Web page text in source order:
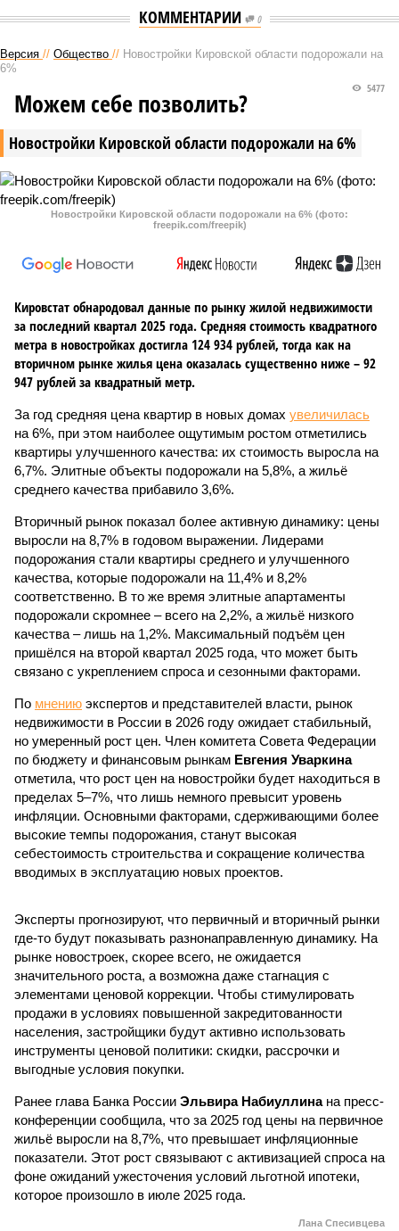
КОММЕНТАРИИ 0
Версия // Общество // Новостройки Кировской области подорожали на
6%
Новостройки Кировской области подорожали на 6%
5477
Можем себе позволить?
Новостройки Кировской области подорожали на 6% (фото:
freepik.com/freepik)
Кировстат обнародовал данные по рынку жилой недвижимости
за последний квартал 2025 года. Средняя стоимость квадратного
метра в новостройках достигла 124 934 рублей, тогда как на
вторичном рынке жилья цена оказалась существенно ниже – 92
947 рублей за квадратный метр.
За год средняя цена квартир в новых домах увеличилась
на 6%, при этом наиболее ощутимым ростом отметились
квартиры улучшенного качества: их стоимость выросла на
6,7%. Элитные объекты подорожали на 5,8%, а жильё
среднего качества прибавило 3,6%.
Вторичный рынок показал более активную динамику: цены
выросли на 8,7% в годовом выражении. Лидерами
подорожания стали квартиры среднего и улучшенного
качества, которые подорожали на 11,4% и 8,2%
соответственно. В то же время элитные апартаменты
подорожали скромнее – всего на 2,2%, а жильё низкого
качества – лишь на 1,2%. Максимальный подъём цен
пришёлся на второй квартал 2025 года, что может быть
связано с укреплением спроса и сезонными факторами.
По мнению экспертов и представителей власти, рынок
недвижимости в России в 2026 году ожидает стабильный,
но умеренный рост цен. Член комитета Совета Федерации
по бюджету и финансовым рынкам Евгения Уваркина
отметила, что рост цен на новостройки будет находиться в
пределах 5–7%, что лишь немного превысит уровень
инфляции. Основными факторами, сдерживающими более
высокие темпы подорожания, станут высокая
себестоимость строительства и сокращение количества
вводимых в эксплуатацию новых проектов.
Эксперты прогнозируют, что первичный и вторичный рынки
где-то будут показывать разнонаправленную динамику. На
рынке новостроек, скорее всего, не ожидается
значительного роста, а возможна даже стагнация с
элементами ценовой коррекции. Чтобы стимулировать
продажи в условиях повышенной закредитованности
населения, застройщики будут активно использовать
инструменты ценовой политики: скидки, рассрочки и
выгодные условия покупки.
Ранее глава Банка России Эльвира Набиуллинана пресс-
конференции сообщила, что за 2025 год цены на первичное
жильё выросли на 8,7%, что превышает инфляционные
показатели. Этот рост связывают с активизацией спроса на
фоне ожиданий ужесточения условий льготной ипотеки,
которое произошло в июле 2025 года.
Лана Спесивцева